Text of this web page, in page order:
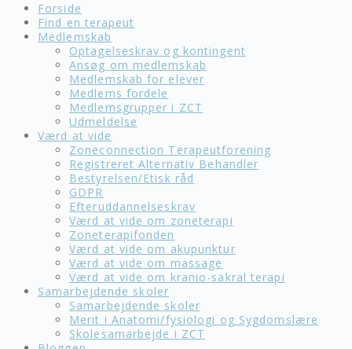
Forside
Find en terapeut
Medlemskab
Optagelseskrav og kontingent
Ansøg om medlemskab
Medlemskab for elever
Medlems fordele
Medlemsgrupper i ZCT
Udmeldelse
Værd at vide
Zoneconnection Terapeutforening
Registreret Alternativ Behandler
Bestyrelsen/Etisk råd
GDPR
Efteruddannelseskrav
Værd at vide om zoneterapi
Zoneterapifonden
Værd at vide om akupunktur
Værd at vide om massage
Værd at vide om kranio-sakral terapi
Samarbejdende skoler
Samarbejdende skoler
Merit i Anatomi/fysiologi og Sygdomslære
Skolesamarbejde i ZCT